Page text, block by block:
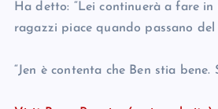
Ha detto: “Lei continuerà a fare
ragazzi piace quando passano del
“Jen è contenta che Ben stia bene.